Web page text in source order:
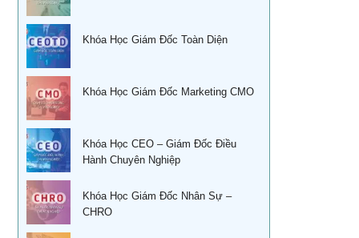
Khoá học Sử dụng KPIs đánh giá hiệu quả công việc
Xây dựng, quản lý & phát triển kênh phân phối dành cho
CEO
Xây dựng, quản lý và phát triển cửa hàng của doanh
nghiệp
Khóa học đàm phán thương lượng
Khóa Học Kỹ năng bán hàng hiệu quả
Khóa học Thuyết Trình Trước Đám Đông
Khoá học Tài chính doanh nghiệp
Quản trị cuộc đời – Ts. Lê Thẩm Dương
Khóa học quản trị và thu hồi công nợ TPHCM
Học kỹ năng phỏng vấn tuyển dụng tại Tphcm
Ứng dụng phong thủy vào xây dựng thương hiệu
Sống khỏe trẻ đẹp – Nghệ thuật ăn uống cân bằng âm
dương
Khoá học nhân tướng học Nâng Cao trong quản trị nhân
sự TPHCM
Khóa Học Giám Đốc Toàn Diện
Khóa Học Giám Đốc Marketing CMO
Khóa Học CEO – Giám Đốc Điều
Hành Chuyên Nghiệp
Khóa Học Giám Đốc Nhân Sự –
CHRO